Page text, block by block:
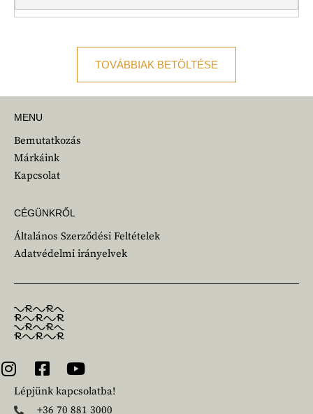
TOVÁBBIAK BETÖLTÉSE
MENU
Bemutatkozás
Márkáink
Kapcsolat
CÉGÜNKRŐL
Általános Szerződési Feltételek
Adatvédelmi irányelvek
Lépjünk kapcsolatba!
+36 70 881 3000